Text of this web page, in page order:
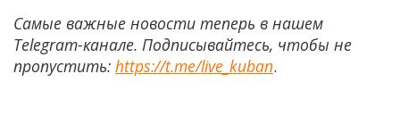
Самые важные новости теперь в нашем
Telegram-канале. Подписывайтесь, чтобы не
пропустить: https://t.me/live_kuban.